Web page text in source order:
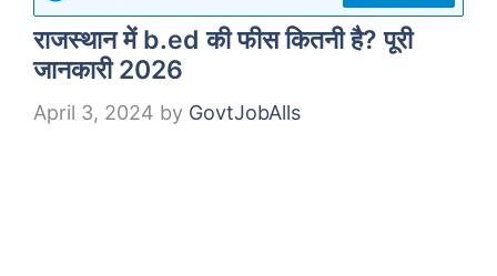
राजस्थान में b.ed की फीस कितनी है? पूरी
जानकारी 2026
April 3, 2024 by GovtJobAlls